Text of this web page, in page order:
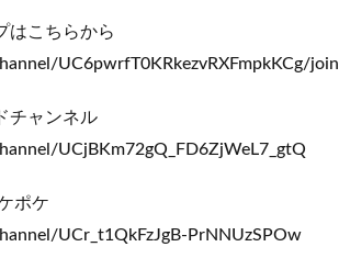
はこちらから
UC6pwrfT0KRkezvRXFmpkKCg/join
チャンネル
UCjBKm72gQ_FD6ZjWeL7_gtQ
ポケ
UCr_t1QkFzJgB-PrNNUzSPOw